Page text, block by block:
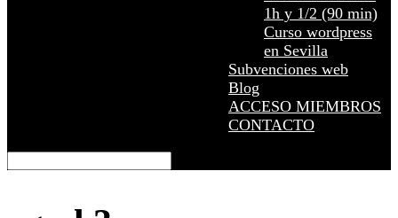
1h y 1/2 (90 min)
Curso wordpress
en Sevilla
Subvenciones web
Blog
ACCESO MIEMBROS
CONTACTO